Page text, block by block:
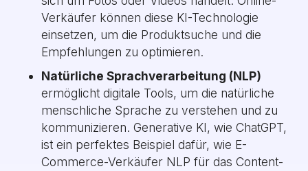
Verkäufer können diese KI-Technologie
einsetzen, um die Produktsuche und die
Empfehlungen zu optimieren.
Natürliche Sprachverarbeitung (NLP)
ermöglicht digitale Tools, um die natürliche
menschliche Sprache zu verstehen und zu
kommunizieren. Generative KI, wie ChatGPT,
ist ein perfektes Beispiel dafür, wie E-
Commerce-Verkäufer NLP für das Content-